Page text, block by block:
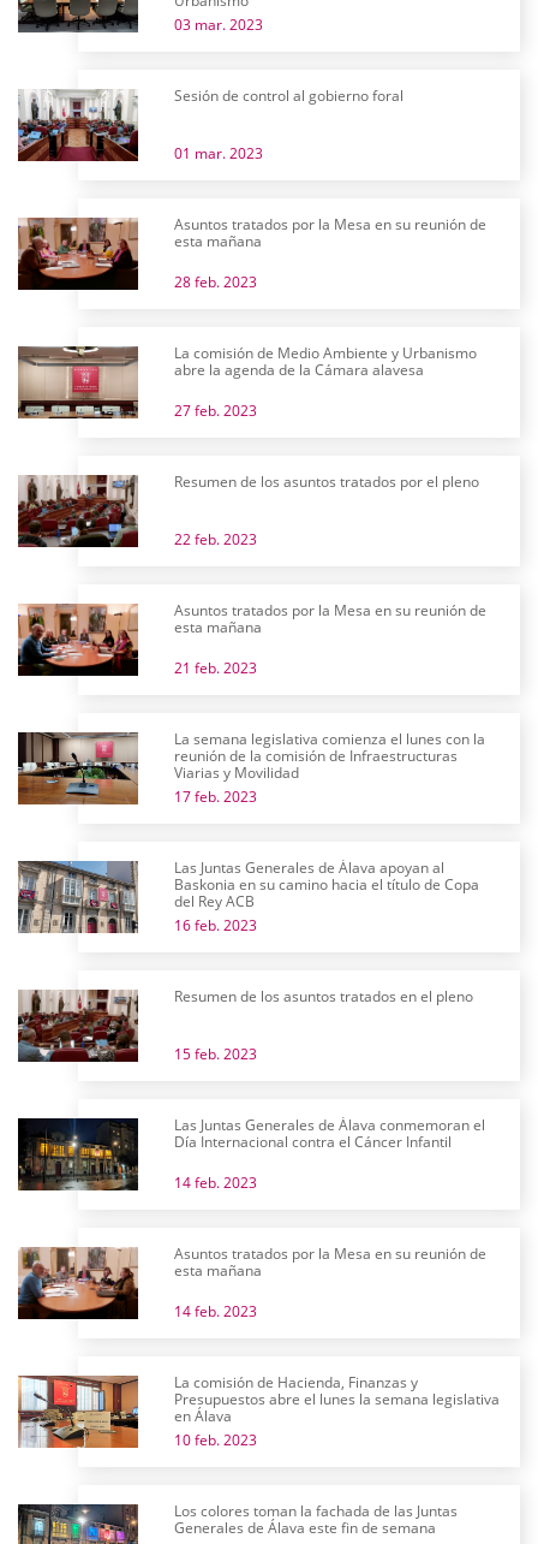
03 mar. 2023
Sesión de control al gobierno foral
01 mar. 2023
Asuntos tratados por la Mesa en su reunión de
esta mañana
28 feb. 2023
La comisión de Medio Ambiente y Urbanismo
abre la agenda de la Cámara alavesa
27 feb. 2023
Resumen de los asuntos tratados por el pleno
22 feb. 2023
Asuntos tratados por la Mesa en su reunión de
esta mañana
21 feb. 2023
La semana legislativa comienza el lunes con la
reunión de la comisión de Infraestructuras
Viarias y Movilidad
17 feb. 2023
Las Juntas Generales de Álava apoyan al
Baskonia en su camino hacia el título de Copa
del Rey ACB
16 feb. 2023
Resumen de los asuntos tratados en el pleno
15 feb. 2023
Las Juntas Generales de Álava conmemoran el
Día Internacional contra el Cáncer Infantil
14 feb. 2023
Asuntos tratados por la Mesa en su reunión de
esta mañana
14 feb. 2023
La comisión de Hacienda, Finanzas y
Presupuestos abre el lunes la semana legislativa
en Álava
10 feb. 2023
Los colores toman la fachada de las Juntas
Generales de Álava este fin de semana